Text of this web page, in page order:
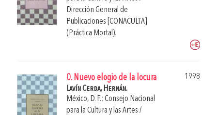
Dirección General de
Publicaciones [CONACULTA]
(Práctica Mortal).
0. Nuevo elogio de la locura
1998
Lavín Cerda, Hernán.
México, D. F.: Consejo Nacional
para la Cultura y las Artes /